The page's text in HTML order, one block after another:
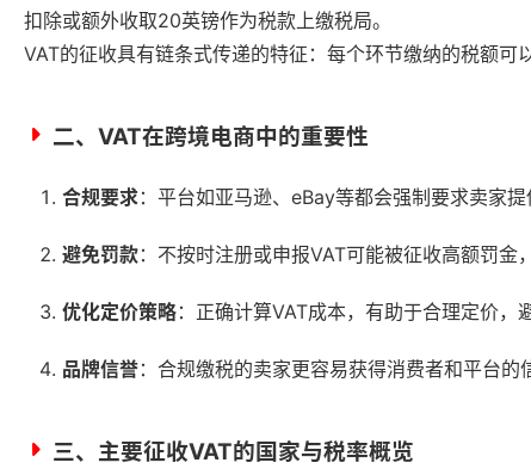
扣除或额外收取20英镑作为税款上缴税局。
VAT的征收具有链条式传递的特征：每个环节缴纳的税额可
二、VAT在跨境电商中的重要性
合规要求：平台如亚马逊、eBay等都会强制要求卖家
避免罚款：不按时注册或申报VAT可能被征收高额罚金
优化定价策略：正确计算VAT成本，有助于合理定价，
品牌信誉：合规缴税的卖家更容易获得消费者和平台的
三、主要征收VAT的国家与税率概览